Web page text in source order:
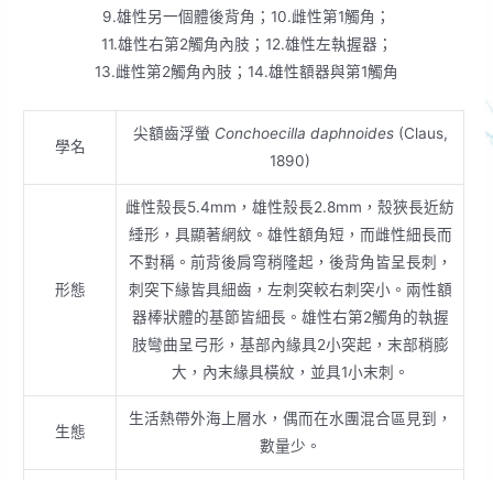
9.雄性另一個體後背角；10.雌性第1觸角；
11.雄性右第2觸角內肢；12.雄性左執握器；
13.雌性第2觸角內肢；14.雄性額器與第1觸角
學名
尖額齒浮螢 Conchoecilla daphnoides(Claus,
1890)
形態
雌性殼長5.4mm，雄性殼長2.8mm，殼狹長近紡
綞形，具顯著網紋。雄性額角短，而雌性細長而
不對稱。前背後肩穹稍隆起，後背角皆呈長刺，
刺突下緣皆具細齒，左刺突較右刺突小。兩性額
器棒狀體的基節皆細長。雄性右第2觸角的執握
肢彎曲呈弓形，基部內緣具2小突起，末部稍膨
大，內末緣具橫紋，並具1小末刺。
生態
生活熱帶外海上層水，偶而在水團混合區見到，
數量少。